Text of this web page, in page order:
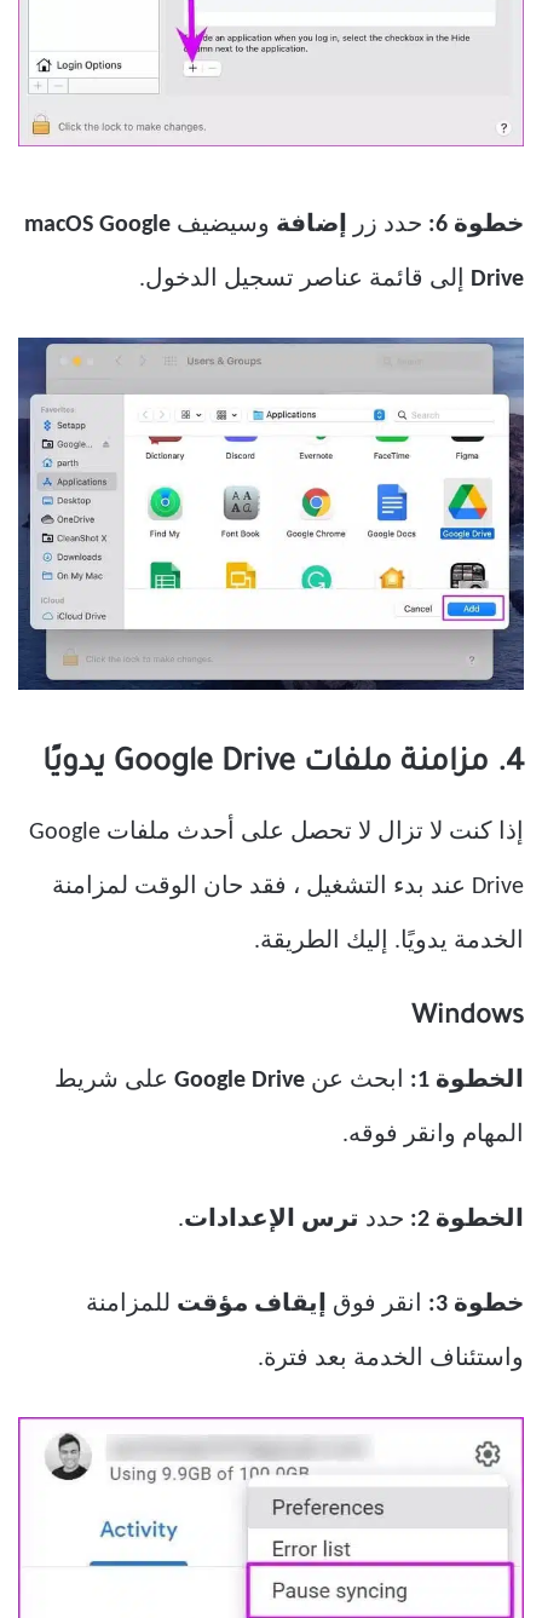
خطوة 6: حدد زر إضافة وسيضيف macOS Google
Drive إلى قائمة عناصر تسجيل الدخول.
4. مزامنة ملفات Google Drive يدويًا
إذا كنت لا تزال لا تحصل على أحدث ملفات Google
Drive عند بدء التشغيل ، فقد حان الوقت لمزامنة
الخدمة يدويًا. إليك الطريقة.
Windows
الخطوة 1: ابحث عن Google Drive على شريط
المهام وانقر فوقه.
الخطوة 2: حدد ترس الإعدادات.
خطوة 3: انقر فوق إيقاف مؤقت للمزامنة
واستئناف الخدمة بعد فترة.